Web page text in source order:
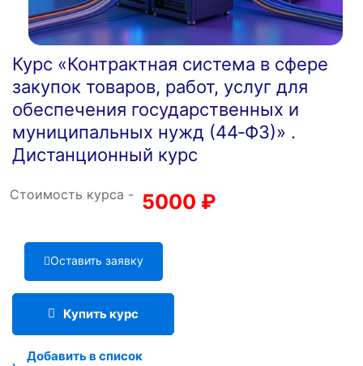
Курс «Контрактная система в сфере
закупок товаров, работ, услуг для
обеспечения государственных и
муниципальных нужд (44‑ФЗ)» .
Дистанционный курс
Стоимость курса - 5000 ₽
Оставить заявку
Купить курс
Добавить в список